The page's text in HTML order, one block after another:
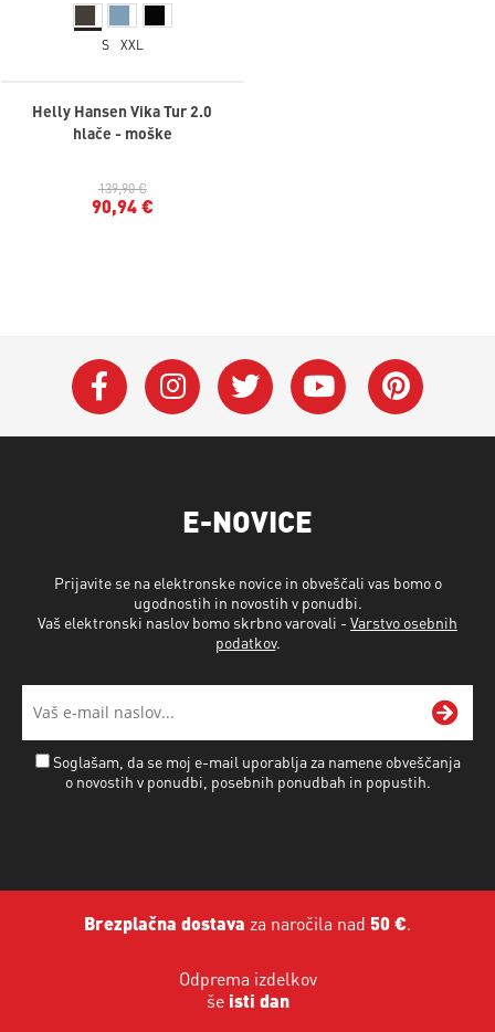
S XXL
Helly Hansen Vika Tur 2.0
hlače - moške
139,90 €
90,94 €
E-NOVICE
Prijavite se na elektronske novice in obveščali vas bomo o
ugodnostih in novostih v ponudbi.
Vaš elektronski naslov bomo skrbno varovali - Varstvo osebnih
podatkov.
Soglašam, da se moj e-mail uporablja za namene obveščanja
o novostih v ponudbi, posebnih ponudbah in popustih.
Brezplačna dostava za naročila nad 50 €.
Odprema izdelkov
še isti dan